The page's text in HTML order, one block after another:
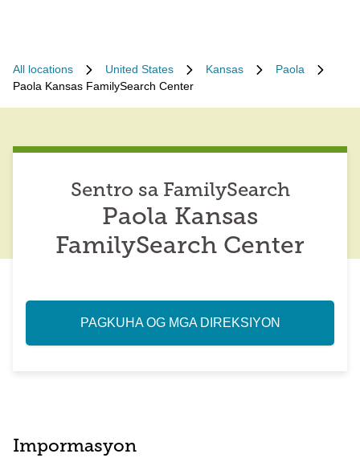
All locations United States Kansas
Paola
Paola Kansas FamilySearch Center
Sentro sa FamilySearch
Paola Kansas
FamilySearch Center
PAGKUHA OG MGA DIREKSIYON
Impormasyon